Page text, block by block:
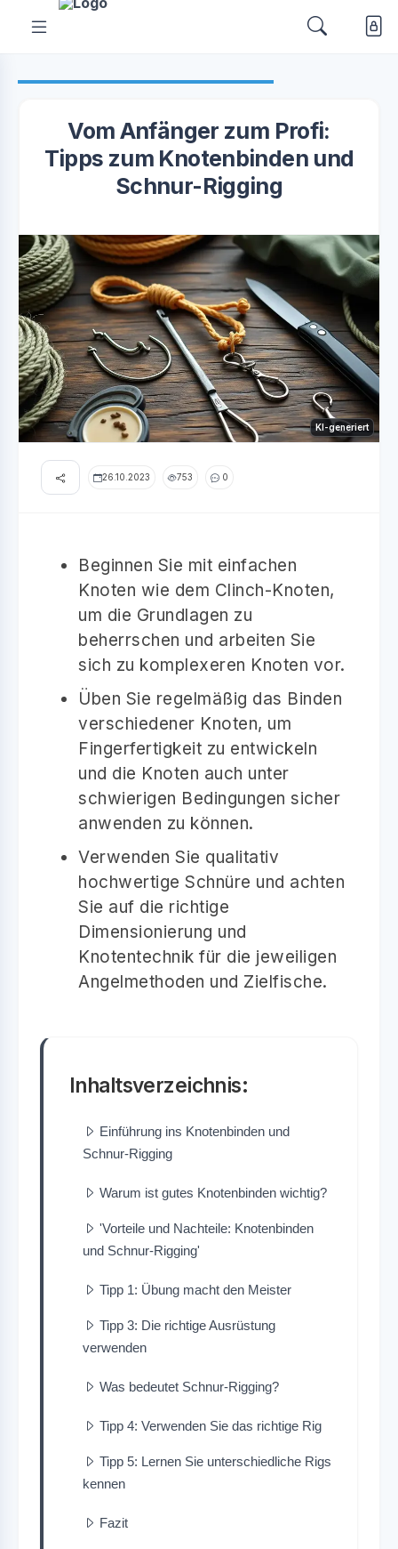
Vom Anfänger zum Profi:
Tipps zum Knotenbinden und
Schnur-Rigging
KI-generiert
26.10.2023 753 0
Beginnen Sie mit einfachen
Knoten wie dem Clinch-Knoten,
um die Grundlagen zu
beherrschen und arbeiten Sie
sich zu komplexeren Knoten vor.
Üben Sie regelmäßig das Binden
verschiedener Knoten, um
Fingerfertigkeit zu entwickeln
und die Knoten auch unter
schwierigen Bedingungen sicher
anwenden zu können.
Verwenden Sie qualitativ
hochwertige Schnüre und achten
Sie auf die richtige
Dimensionierung und
Knotentechnik für die jeweiligen
Angelmethoden und Zielfische.
Inhaltsverzeichnis:
Einführung ins Knotenbinden und
Schnur-Rigging
Warum ist gutes Knotenbinden wichtig?
'Vorteile und Nachteile: Knotenbinden
und Schnur-Rigging'
Tipp 1: Übung macht den Meister
Tipp 3: Die richtige Ausrüstung
verwenden
Was bedeutet Schnur-Rigging?
Tipp 4: Verwenden Sie das richtige Rig
Tipp 5: Lernen Sie unterschiedliche Rigs
kennen
Fazit